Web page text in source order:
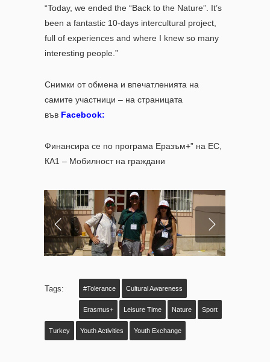
“Today, we ended the “Back to the Nature”. It’s
been a fantastic 10-days intercultural project,
full of experiences and where I knew so many
interesting people.”
Снимки от обмена и впечатленията на
самите участници – на страницата
във Facebook:
Финансира се по програма Еразъм+” на ЕС,
КА1 – Мобилност на граждани
Tags: #Tolerance Cultural Awareness
Erasmus+ Leisure Time Nature Sport
Turkey Youth Activities Youth Exchange